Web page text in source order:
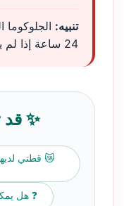
تنبيه:
24 ساعة إذا لم يعالج.
✨ قد
😿 قطتي
❓ هل